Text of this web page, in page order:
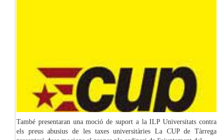
També presentaran una moció de suport a la ILP Universitats contra
els preus abusius de les taxes universitàries La CUP de Tàrrega